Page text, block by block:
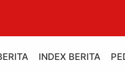
INDEX BERITA